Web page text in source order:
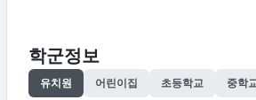
학군정보
유치원 어린이집 초등학교 중학